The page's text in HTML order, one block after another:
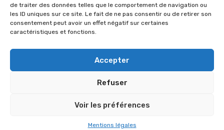
de traiter des données telles que le comportement de navigation ou
les ID uniques sur ce site. Le fait de ne pas consentir ou de retirer son
consentement peut avoir un effet négatif sur certaines
caractéristiques et fonctions.
Accepter
Refuser
Voir les préférences
Mentions légales